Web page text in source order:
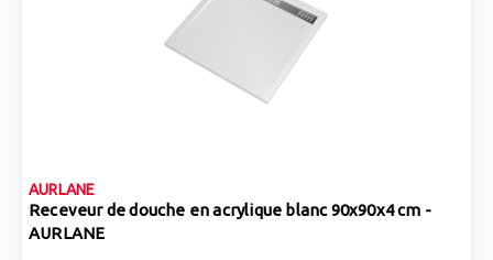
AURLANE
Receveur de douche en acrylique blanc 90x90x4 cm -
AURLANE